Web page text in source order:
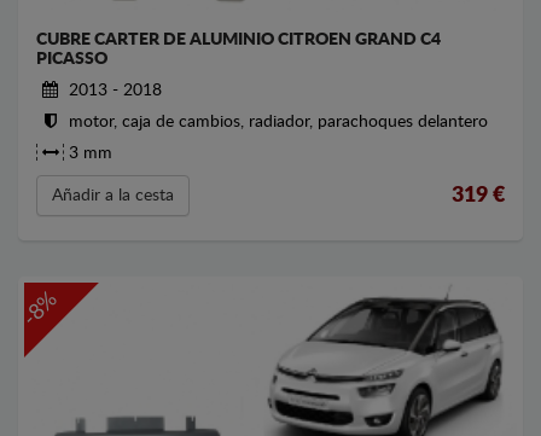
CUBRE CARTER DE ALUMINIO CITROEN GRAND C4
PICASSO
2013 - 2018
motor, caja de cambios, radiador, parachoques delantero
3 mm
Añadir a la cesta 319 €
-8%